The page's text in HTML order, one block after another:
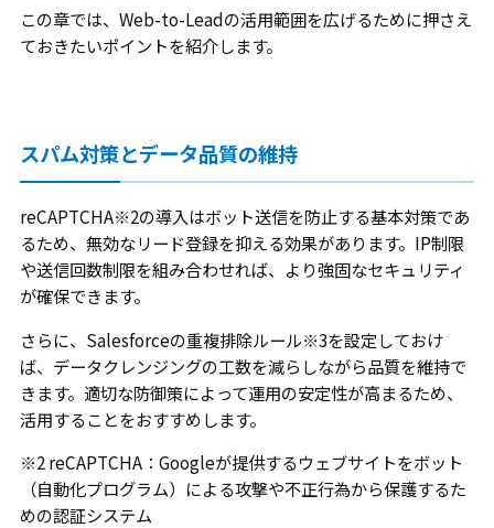
この章では、Web-to-Leadの活用範囲を広げるために押さえ
ておきたいポイントを紹介します。
スパム対策とデータ品質の維持
reCAPTCHA※2の導入はボット送信を防止する基本対策であ
るため、無効なリード登録を抑える効果があります。IP制限
や送信回数制限を組み合わせれば、より強固なセキュリティ
が確保できます。
さらに、Salesforceの重複排除ルール※3を設定しておけ
ば、データクレンジングの工数を減らしながら品質を維持で
きます。適切な防御策によって運用の安定性が高まるため、
活用することをおすすめします。
※2 reCAPTCHA：Googleが提供するウェブサイトをボット
（自動化プログラム）による攻撃や不正行為から保護するた
めの認証システム